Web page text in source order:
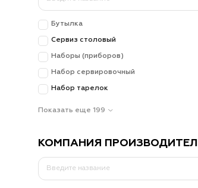
Бутылка
Сервиз столовый
Наборы (приборов)
Набор сервировочный
Набор тарелок
Показать еще 199
КОМПАНИЯ